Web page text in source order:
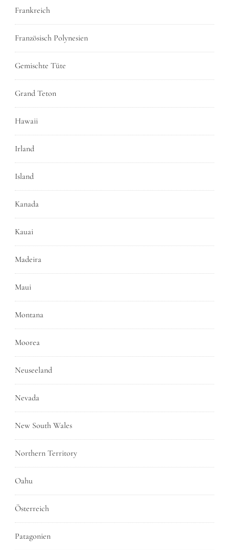
Frankreich
Französisch Polynesien
Gemischte Tüte
Grand Teton
Hawaii
Irland
Island
Kanada
Kauai
Madeira
Maui
Montana
Moorea
Neuseeland
Nevada
New South Wales
Northern Territory
Oahu
Österreich
Patagonien